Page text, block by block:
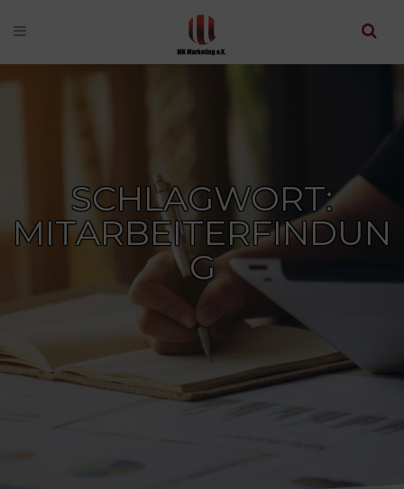
SCHLAGWORT:
MITARBEITERFINDUN
G